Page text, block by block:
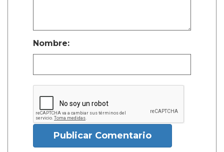
Nombre:
Publicar Comentario